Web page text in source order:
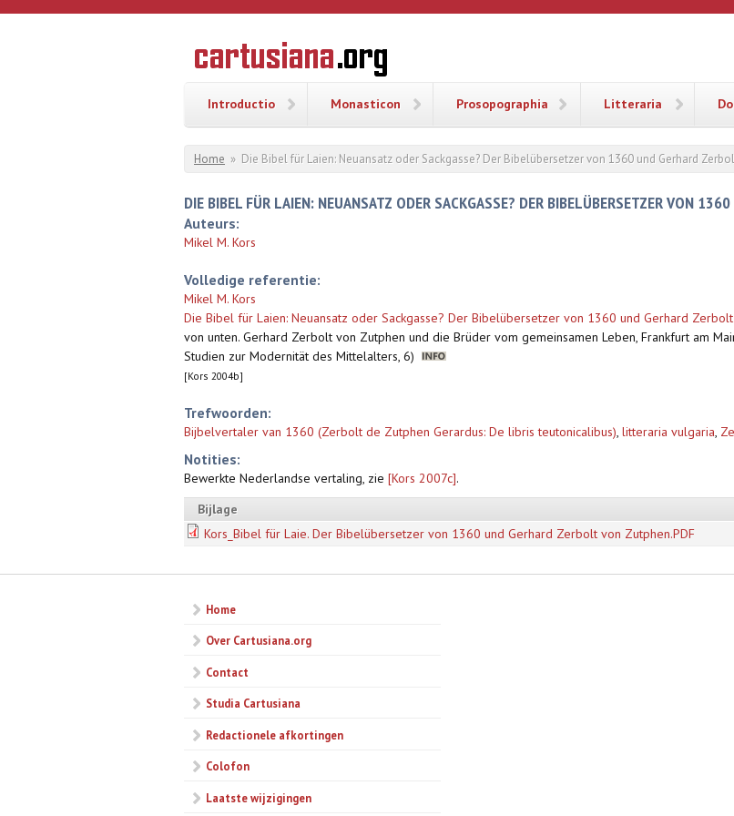
Overslaan en naar de inhoud gaan
CARTUSIANA
Geschiedenis
van de
Introductio Monasticon Prosopographia Litteraria
U bent hier
Home » Die Bibel für Laien: Neuansatz oder Sackgasse? Der Bibelübersetzer von 1360 und Gerhard
DIE BIBEL FÜR LAIEN: NEUANSATZ ODER SACKGASSE? DER BIBELÜBERSETZER VON
Auteurs:
Mikel M. Kors
Volledige referentie:
Mikel M. Kors
Die Bibel für Laien: Neuansatz oder Sackgasse? Der Bibelübersetzer von 1360 und Gerhard
von unten. Gerhard Zerbolt von Zutphen und die Brüder vom gemeinsamen Leben, Frankfurt am
Studien zur Modernität des Mittelalters, 6)
[Kors 2004b]
Trefwoorden:
Bijbelvertaler van 1360 (Zerbolt de Zutphen Gerardus: De libris teutonicalibus), litteraria vulgaria,
Notities:
Bewerkte Nederlandse vertaling, zie [Kors 2007c].
Bijlage
Kors_Bibel für Laie. Der Bibelübersetzer von 1360 und Gerhard Zerbolt von Zutphen.PDF
Home
Over Cartusiana.org
Contact
Studia Cartusiana
Redactionele afkortingen
Colofon
Laatste wijzigingen